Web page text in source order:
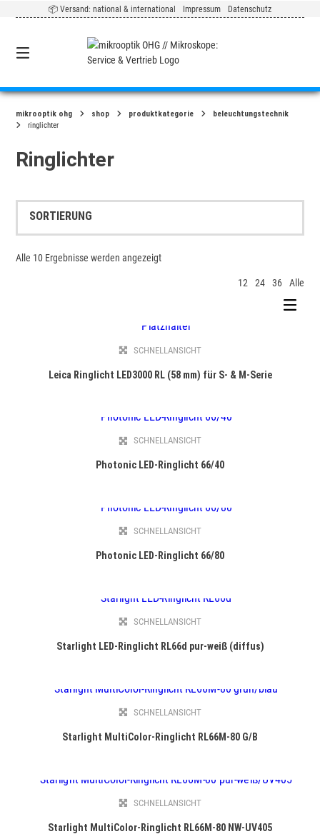
zum
📦 Versand: national & international Impressum Datenschutz
mikrooptik ohg shop produktkategorie
beleuchtungstechnik
ringlichter
Ringlichter
Alle 10 Ergebnisse werden angezeigt
12 24 36 Alle
SCHNELLANSICHT
Leica Ringlicht LED3000 RL (58 mm) für S- & M-Serie
SCHNELLANSICHT
Photonic LED-Ringlicht 66/40
SCHNELLANSICHT
Photonic LED-Ringlicht 66/80
SCHNELLANSICHT
Starlight LED-Ringlicht RL66d pur-weiß (diffus)
SCHNELLANSICHT
Starlight MultiColor-Ringlicht RL66M-80 G/B
SCHNELLANSICHT
Starlight MultiColor-Ringlicht RL66M-80 NW-UV405